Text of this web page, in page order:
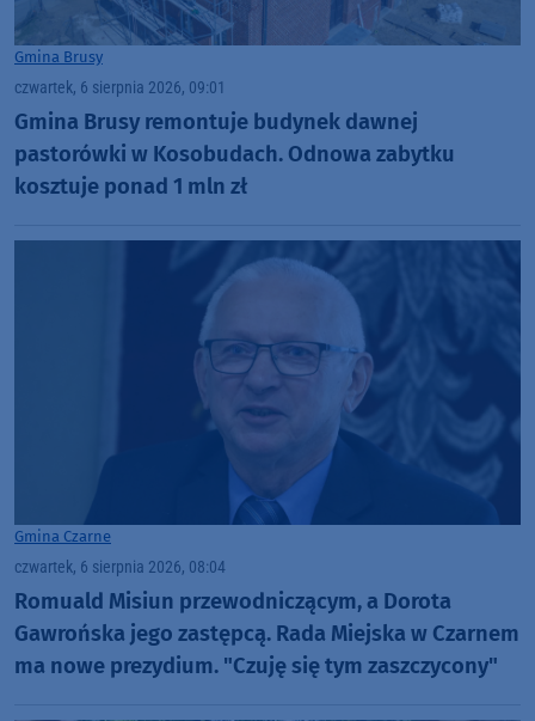
Gmina Brusy
czwartek, 6 sierpnia 2026, 09:01
Gmina Brusy remontuje budynek dawnej
pastorówki w Kosobudach. Odnowa zabytku
kosztuje ponad 1 mln zł
Gmina Czarne
czwartek, 6 sierpnia 2026, 08:04
Romuald Misiun przewodniczącym, a Dorota
Gawrońska jego zastępcą. Rada Miejska w Czarnem
ma nowe prezydium. "Czuję się tym zaszczycony"